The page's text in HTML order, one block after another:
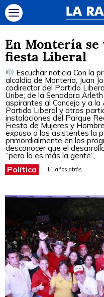
En Montería
fiesta Liberal
Escuchar noticia Con la
alcaldía de Montería, Juan
codirector del Partido
Uribe; de la Senadora
aspirantes al Concejo y a
Partido Liberal y otros
instalaciones del Parque
Fiesta de Mujeres y
expuso a los asistentes la
primordialmente en los
desconocer que el
“pero lo es más la gente”,
Política 11 años atrás